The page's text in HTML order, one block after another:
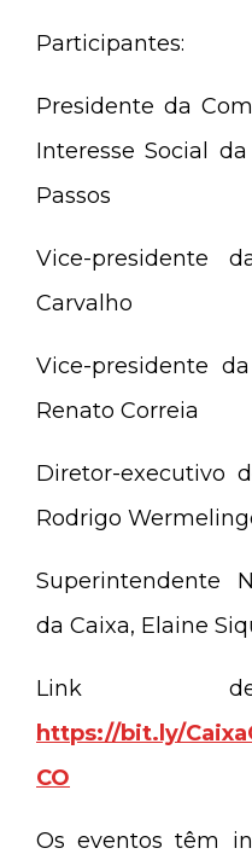
Participantes:
Presidente da
Interesse Social
Passos
Vice-presidente
Carvalho
Vice-presidente
Renato Correia
Diretor-executivo
Rodrigo
Superintendente
da Caixa, Elaine
Link de
https://bit.ly/
CO
Os eventos têm